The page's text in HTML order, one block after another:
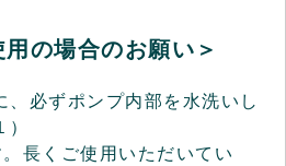
の場合のお願い＞
、必ずポンプ内部を水洗いし
長くご使用いただいてい